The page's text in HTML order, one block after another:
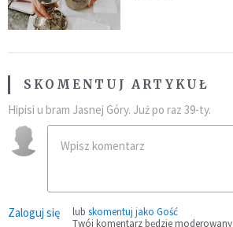
SKOMENTUJ ARTYKUŁ
Hipisi u bram Jasnej Góry. Już po raz 39-ty.
Zaloguj się lub skomentuj jako Gość
Twój komentarz będzie moderowany